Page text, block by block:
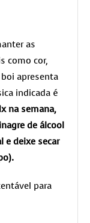
as
como cor,
apresenta
indicada é
na semana,
de álcool
e deixe secar
para